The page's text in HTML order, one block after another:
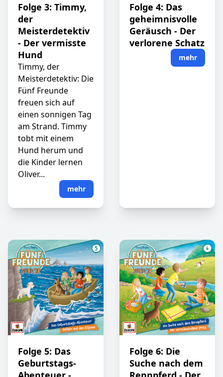
Folge 3: Timmy,
der
Meisterdetektiv
- Der vermisste
Hund
Timmy, der
Meisterdetektiv: Die
Fünf Freunde
freuen sich auf
einen sonnigen Tag
am Strand. Timmy
tobt mit einem
Hund herum und
die Kinder lernen
Oliver...
mehr
Folge 4: Das
geheimnisvolle
Geräusch - Der
verlorene Schatz
mehr
Folge 5: Das
Geburtstags-
Folge 6: Die
Suche nach dem